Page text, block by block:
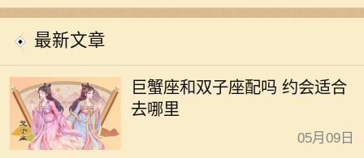
最新文章
巨蟹座和双子座配吗 约会适合
去哪里
05月09日